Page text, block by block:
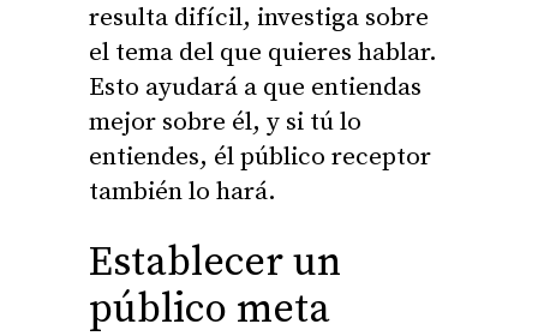
resulta difícil, investiga sobre
el tema del que quieres hablar.
Esto ayudará a que entiendas
mejor sobre él, y si tú lo
entiendes, él público receptor
también lo hará.
Establecer un
público meta